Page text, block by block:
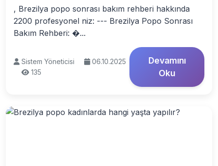
, Brezilya popo sonrası bakım rehberi hakkında
2200 profesyonel niz: --- Brezilya Popo Sonrası
Bakım Rehberi: �...
Sistem Yöneticisi
06.10.2025
135
Devamını
Oku